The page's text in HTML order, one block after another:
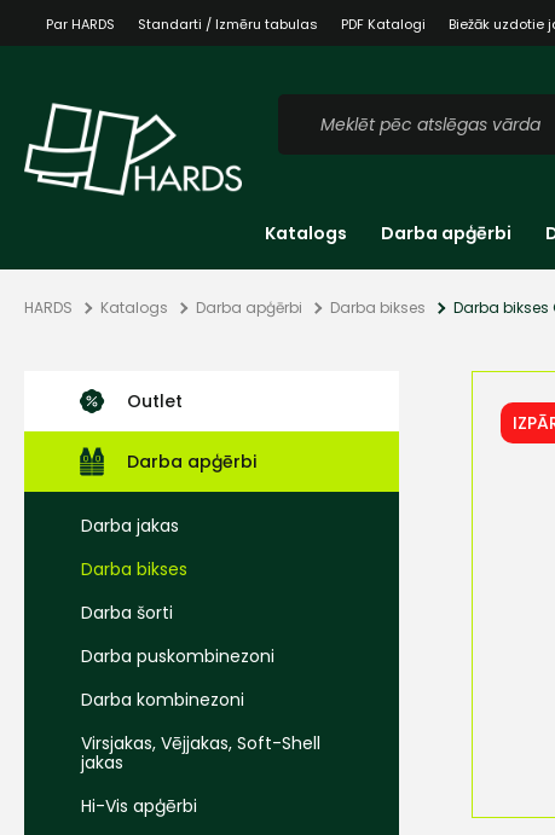
Par HARDS Standarti / Izmēru tabulas PDF Katalogi Biežāk uzdotie
Katalogs Darba apģērbi
HARDS Katalogs Darba apģērbi Darba bikses Darba bikses
Outlet
Darba apģērbi
Darba jakas
Darba bikses
Darba šorti
Darba puskombinezoni
Darba kombinezoni
Virsjakas, Vējjakas, Soft-Shell
jakas
Hi-Vis apģērbi